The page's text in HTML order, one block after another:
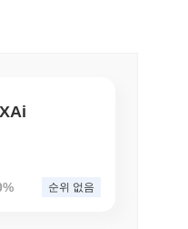
순위 없음